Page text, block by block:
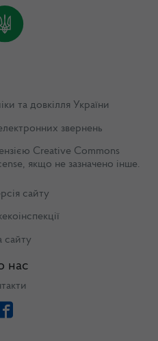
та довкілля України
звернень
Creative Commons
, якщо не зазначено інше.
сайту
сайту
нас